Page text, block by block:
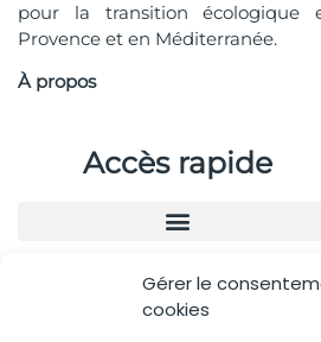
Gérer le
cookies
pour la transition écologique
Provence et en Méditerranée.
À propos
Accès rapide
Nous contacter